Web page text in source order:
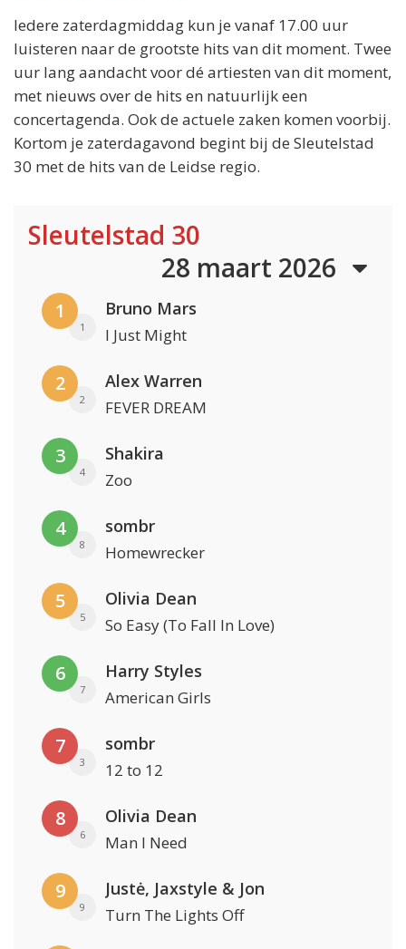
Iedere zaterdagmiddag kun je vanaf 17.00 uur
luisteren naar de grootste hits van dit moment. Twee
uur lang aandacht voor dé artiesten van dit moment,
met nieuws over de hits en natuurlijk een
concertagenda. Ook de actuele zaken komen voorbij.
Kortom je zaterdagavond begint bij de Sleutelstad
30 met de hits van de Leidse regio.
Sleutelstad 30
28 maart 2026
1
1
Bruno Mars
I Just Might
2
2
Alex Warren
FEVER DREAM
3
4
Shakira
Zoo
4
8
sombr
Homewrecker
5
5
Olivia Dean
So Easy (To Fall In Love)
6
7
Harry Styles
American Girls
7
3
sombr
12 to 12
8
6
Olivia Dean
Man I Need
9
9
Justė, Jaxstyle & Jon
Turn The Lights Off